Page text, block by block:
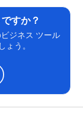
すか？
ジネス ツール
ょう。